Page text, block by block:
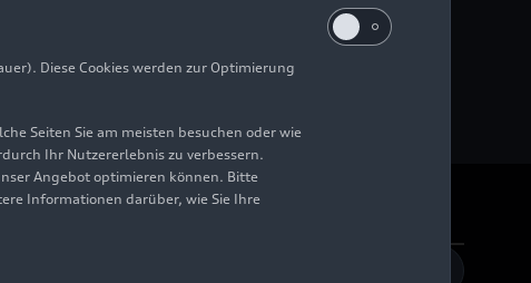
BarrierefreiheitKontakt
Diese Cookies werden zur Optimierung
Seiten Sie am meisten besuchen oder wie
Ihr Nutzererlebnis zu verbessern.
Angebot optimieren können. Bitte
Informationen darüber, wie Sie Ihre